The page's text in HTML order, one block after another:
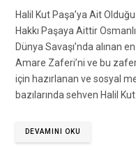
Halil Kut Paşa’ya Ait
Hakkı Paşaya Aittir
Dünya Savaşı’nda alınan
Amare Zaferi’ni ve bu
için hazırlanan ve sosyal
bazılarında sehven Halil
DEVAMINI OKU